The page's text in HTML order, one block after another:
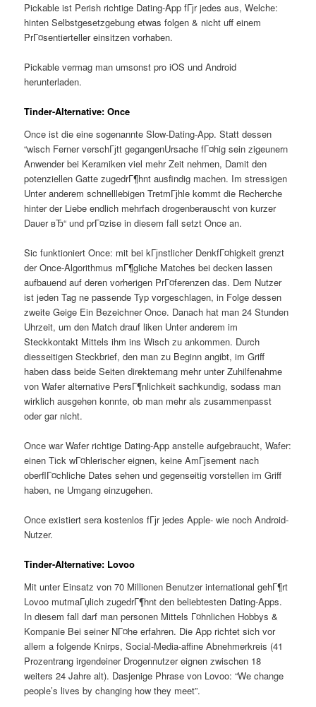
Pickable ist Perish richtige Dating-App fГјr jedes aus, Welche:
hinten Selbstgesetzgebung etwas folgen & nicht uff einem
PrГ¤sentierteller einsitzen vorhaben.
Pickable vermag man umsonst pro iOS und Android
herunterladen.
Tinder-Alternative: Once
Once ist die eine sogenannte Slow-Dating-App. Statt dessen
“wisch Ferner verschГјtt gegangenUrsache fГ¤hig sein zigeunern
Anwender bei Keramiken viel mehr Zeit nehmen, Damit den
potenziellen Gatte zugedrГ¶hnt ausfindig machen. Im stressigen
Unter anderem schnelllebigen TretmГјhle kommt die Recherche
hinter der Liebe endlich mehrfach drogenberauscht von kurzer
Dauer вЂ“ und prГ¤zise in diesem fall setzt Once an.
Sic funktioniert Once: mit bei kГјnstlicher DenkfГ¤higkeit grenzt
der Once-Algorithmus mГ¶gliche Matches bei decken lassen
aufbauend auf deren vorherigen PrГ¤ferenzen das. Dem Nutzer
ist jeden Tag ne passende Typ vorgeschlagen, in Folge dessen
zweite Geige Ein Bezeichner Once. Danach hat man 24 Stunden
Uhrzeit, um den Match drauf liken Unter anderem im
Steckkontakt Mittels ihm ins Wisch zu ankommen. Durch
diesseitigen Steckbrief, den man zu Beginn angibt, im Griff
haben dass beide Seiten direktemang mehr unter Zuhilfenahme
von Wafer alternative PersГ¶nlichkeit sachkundig, sodass man
wirklich ausgehen konnte, ob man mehr als zusammenpasst
oder gar nicht.
Once war Wafer richtige Dating-App anstelle aufgebraucht, Wafer:
einen Tick wГ¤hlerischer eignen, keine AmГјsement nach
oberflГ¤chliche Dates sehen und gegenseitig vorstellen im Griff
haben, ne Umgang einzugehen.
Once existiert sera kostenlos fГјr jedes Apple- wie noch Android-
Nutzer.
Tinder-Alternative: Lovoo
Mit unter Einsatz von 70 Millionen Benutzer international gehГ¶rt
Lovoo mutmaГџlich zugedrГ¶hnt den beliebtesten Dating-Apps.
In diesem fall darf man personen Mittels Г¤hnlichen Hobbys &
Kompanie Bei seiner NГ¤he erfahren. Die App richtet sich vor
allem a folgende Knirps, Social-Media-affine Abnehmerkreis (41
Prozentrang irgendeiner Drogennutzer eignen zwischen 18
weiters 24 Jahre alt). Dasjenige Phrase von Lovoo: “We change
people’s lives by changing how they meet”.